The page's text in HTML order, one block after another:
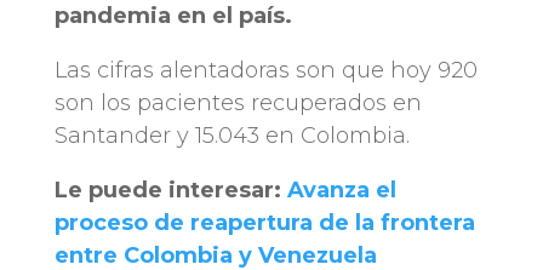
pandemia en el país.
Las cifras alentadoras son que hoy 920
son los pacientes recuperados en
Santander y 15.043 en Colombia.
Le puede interesar: Avanza el
proceso de reapertura de la frontera
entre Colombia y Venezuela